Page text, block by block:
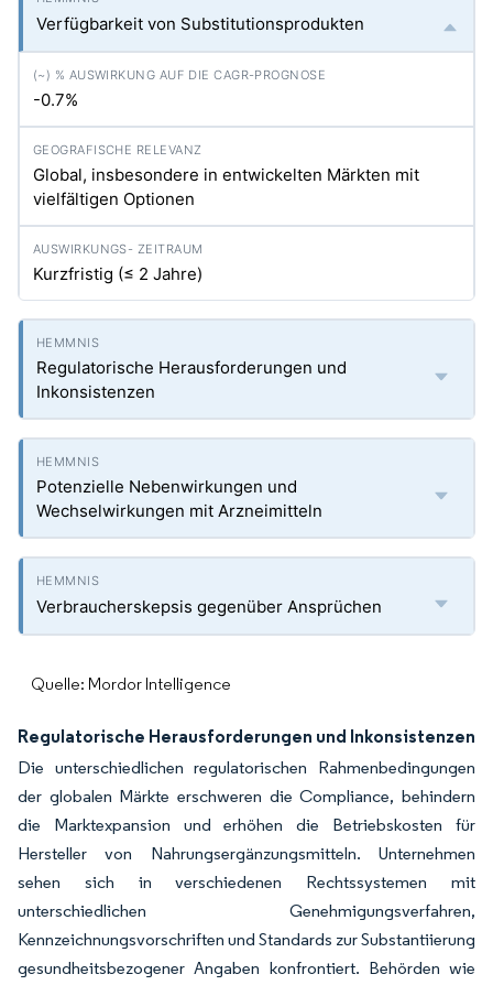
Verfügbarkeit von Substitutionsprodukten
-0.7%
Global, insbesondere in entwickelten Märkten mit
vielfältigen Optionen
Kurzfristig (≤ 2 Jahre)
Regulatorische Herausforderungen und
Inkonsistenzen
Potenzielle Nebenwirkungen und
Wechselwirkungen mit Arzneimitteln
Verbraucherskepsis gegenüber Ansprüchen
Quelle: Mordor Intelligence
Regulatorische Herausforderungen und Inkonsistenzen
Die unterschiedlichen regulatorischen Rahmenbedingungen
der globalen Märkte erschweren die Compliance, behindern
die Marktexpansion und erhöhen die Betriebskosten für
Hersteller von Nahrungsergänzungsmitteln. Unternehmen
sehen sich in verschiedenen Rechtssystemen mit
unterschiedlichen Genehmigungsverfahren,
Kennzeichnungsvorschriften und Standards zur Substantiierung
gesundheitsbezogener Angaben konfrontiert. Behörden wie